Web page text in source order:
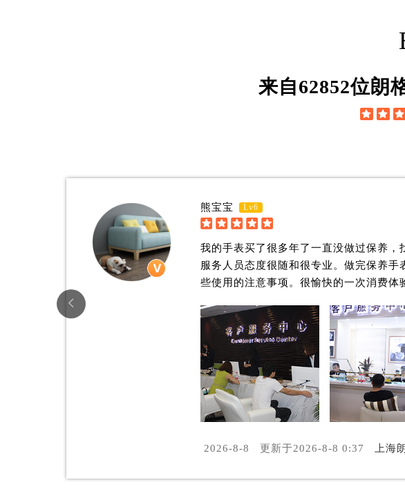
青岛市南区山东路6号华润大厦B座22层04室（需提前预
烟台市芝罘区胜利路139号万达金融中心A座907室（需
长春市朝阳区西安大路727号中银大厦A座(旺进大厦)18
昆明市盘龙区北京路928号同德昆明广场写字楼10层06
海口市龙华区金贸东路5号海口华润大厦B座17层1707室
唐山市路南区新华东道100号万达广场写字楼A座10层
台州市椒江区东海大道1800号腾达中心东1幢20楼2002
内蒙古自治区呼和浩特市玉泉区大学西街70号华润万象
甘肃省兰州市七里河区西津西路16号兰州中心写字楼21
重庆市解放碑渝中区民权路28号英利国际金融中心写字
黑龙江省鹤岗市向阳区红军路朗格售后服务中心（需提
黑龙江省黑河市爱辉区中央街朗格售后服务中心（需提
黑龙江省鸡西市鸡冠区红军路朗格售后服务中心（需提
黑龙江省佳木斯市向阳区长安路朗格售后服务中心（需
黑龙江省牡丹江市东安区太平路朗格售后服务中心（需
黑龙江省七台河市桃山区大同街朗格售后服务中心（需提
黑龙江省双鸭山市尖山区新兴大街朗格售后服务中心（
来自62852位朗
  
熊宝宝 Lv6
    
我的手表买了很多年了一直没做过保养，
服务人员态度很随和很专业。做完保养
些使用的注意事项。很愉快的一次消费体
2026-8-8 更新于2026-8-8 0:37 上海
